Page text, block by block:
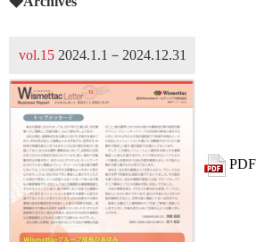
vol.15 2024.1.1－2024.12.31
PDF